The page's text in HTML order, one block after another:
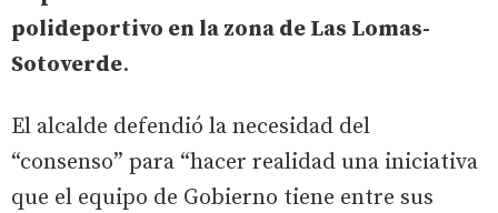
polideportivo en la zona de Las Lomas-
Sotoverde.
El alcalde defendió la necesidad del
“consenso” para “hacer realidad una iniciativa
que el equipo de Gobierno tiene entre sus